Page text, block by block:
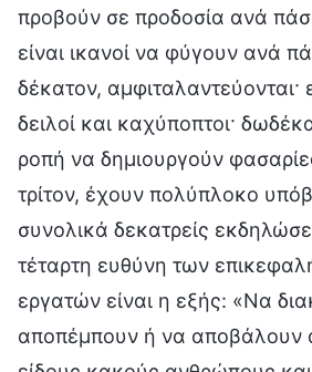
προβούν σε προδοσία ανά
είναι ικανοί να φύγουν ανά
δέκατον, αμφιταλαντεύονται·
δειλοί και καχύποπτοι·
ροπή να δημιουργούν
τρίτον, έχουν πολύπλοκο
συνολικά δεκατρείς
τέταρτη ευθύνη των
εργατών είναι η εξής: «Να
αποπέμπουν ή να αποβάλουν